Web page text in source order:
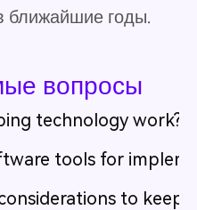
ближайшие годы.
вопросы
technology work?
tools for
to keep